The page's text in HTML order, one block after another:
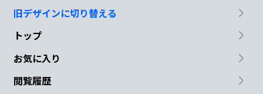
旧デザインに切り替える
トップ
お気に入り
閲覧履歴